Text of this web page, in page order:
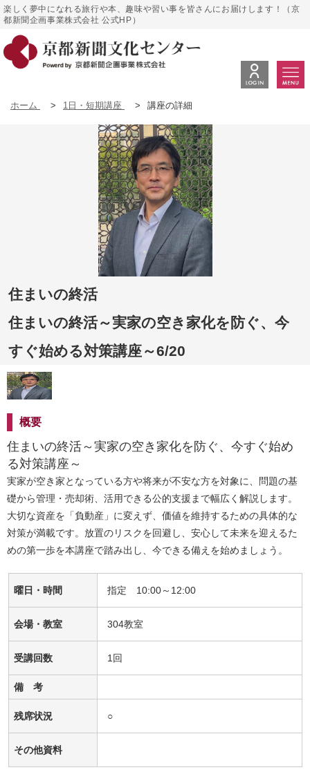
楽しく夢中になれる旅行や本、趣味や習い事を皆さんにお届けします！（京
都新聞企画事業株式会社 公式HP）
ホーム > 1日・短期講座 > 講座の詳細
住まいの終活
住まいの終活～実家の空き家化を防ぐ、今
すぐ始める対策講座～6/20
概要
住まいの終活～実家の空き家化を防ぐ、今すぐ始め
る対策講座～
実家が空き家となっている方や将来が不安な方を対象に、問題の基
礎から管理・売却術、活用できる公的支援まで幅広く解説します。
大切な資産を「負動産」に変えず、価値を維持するための具体的な
対策が満載です。放置のリスクを回避し、安心して未来を迎えるた
めの第一歩を本講座で踏み出し、今できる備えを始めましょう。
曜日・時間 指定 10:00～12:00
会場・教室 304教室
受講回数 1回
備 考
残席状況 ○
その他資料